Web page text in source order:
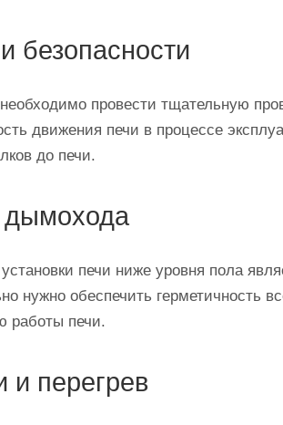
безопасности
необходимо провести тщательную
движения печи в процессе
до печи.
дымохода
печи ниже уровня пола
нужно обеспечить герметичность
работы печи.
и перегрев